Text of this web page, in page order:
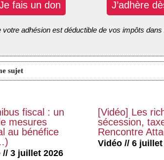
fais un don J’adhère
votre adhésion est déductible de vos impôts
sujet
fiscal : un
mesures
au bénéfice
// 3 juillet 2026
[Vidéo] Les
sécession,
Rencontre
Vidéo // 6 juillet